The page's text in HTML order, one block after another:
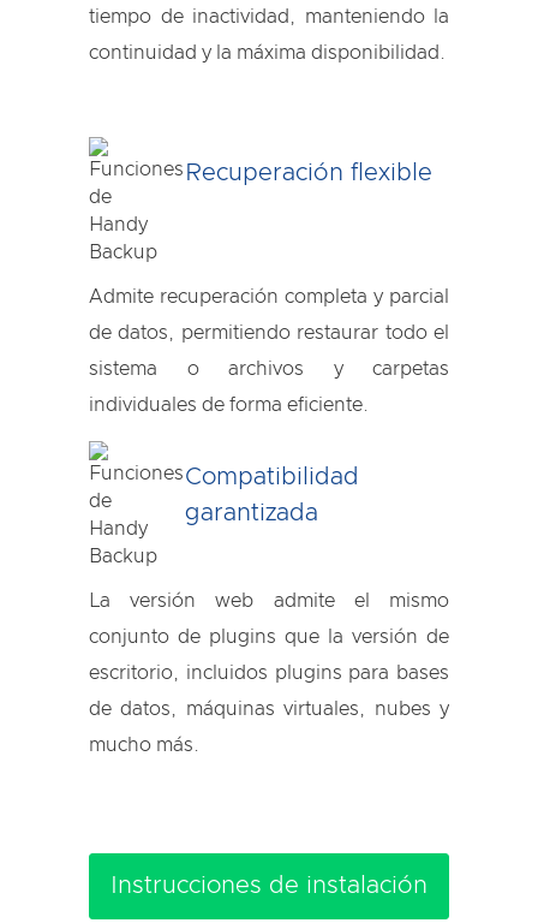
tiempo de inactividad, manteniendo la
continuidad y la máxima disponibilidad.
Recuperación flexible
Admite recuperación completa y parcial
de datos, permitiendo restaurar todo el
sistema o archivos y carpetas
individuales de forma eficiente.
Compatibilidad
garantizada
La versión web admite el mismo
conjunto de plugins que la versión de
escritorio, incluidos plugins para bases
de datos, máquinas virtuales, nubes y
mucho más.
Instrucciones de instalación